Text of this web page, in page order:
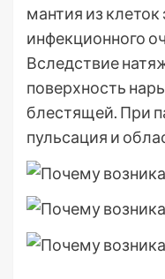
мантия из
инфекционного
Вследствие
поверхность
блестящей. При
пульсация и